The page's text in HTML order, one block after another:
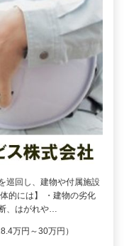
巡回し、建物や付属施設
的には】 ・建物の劣化
、はがれや…
万円～30万円）